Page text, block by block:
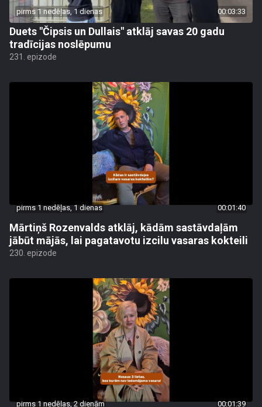
pirms 1 nedēļas, 1 dienas 00:03:33
Duets "Čipsis un Dullais" atklāj savas 20 gadu
tradīcijas noslēpumu
231. epizode
pirms 1 nedēļas, 1 dienas 00:01:40
Mārtiņš Rozenvalds atklāj, kādām sastāvdaļām
jābūt mājās, lai pagatavotu izcilu vasaras kokteili
230. epizode
pirms 1 nedēļas, 2 dienām 00:01:39